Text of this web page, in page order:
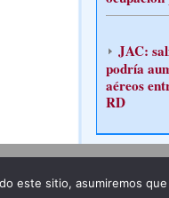
JAC:
podría
aéreos
RD
este sitio, asumiremos